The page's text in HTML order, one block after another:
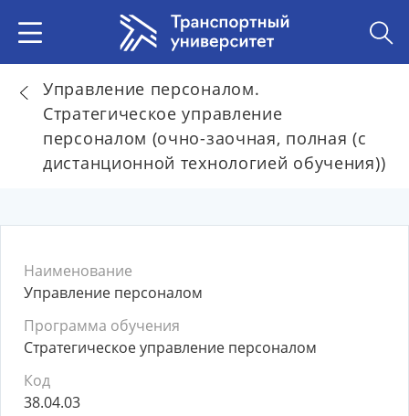
Управление персоналом.
Стратегическое управление
персоналом (очно-заочная, полная (с
дистанционной технологией обучения))
Наименование
Управление персоналом
Программа обучения
Стратегическое управление персоналом
Код
38.04.03